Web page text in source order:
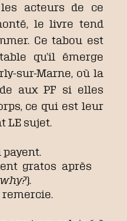
acteurs de ce
le livre tend
Ce tabou est
qu’il émerge
sur-Marne, où la
aux PF si elles
ce qui est leur
LE sujet.
gratos après
why?).